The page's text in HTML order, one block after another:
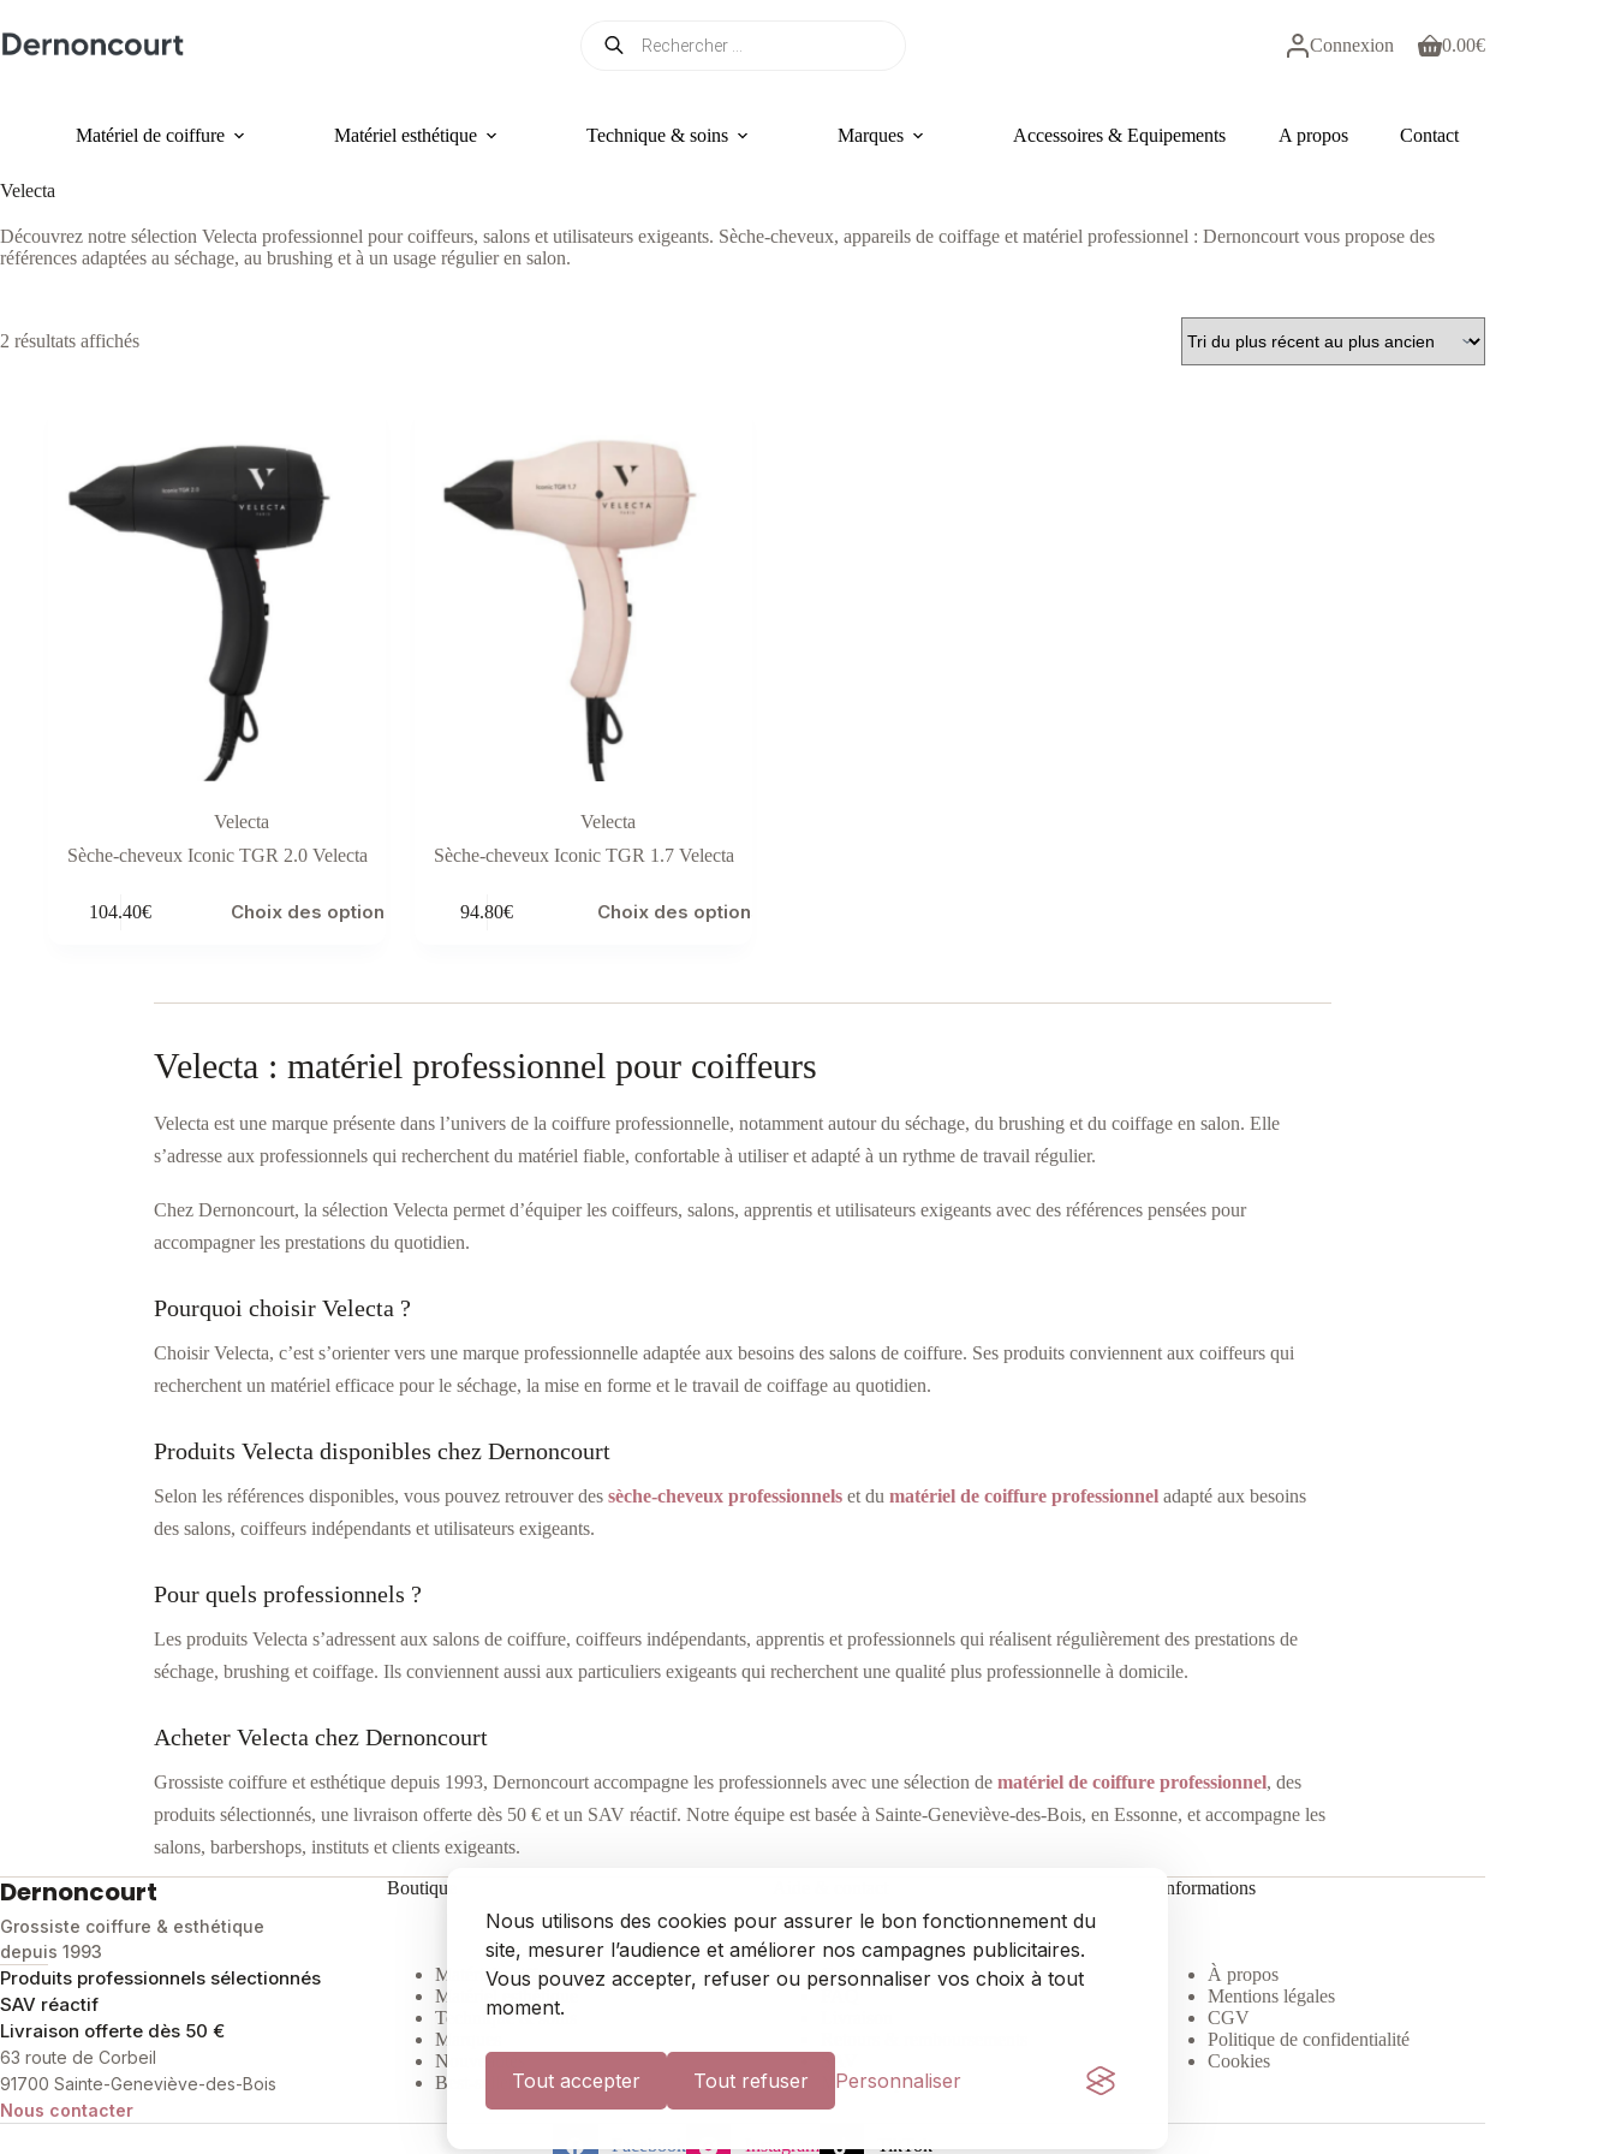
Nous utilisons des cookies pour assurer le bon fonctionnement du
site, mesurer l’audience et améliorer nos campagnes publicitaires.
Vous pouvez accepter, refuser ou personnaliser vos choix à tout
moment.
Tout accepter Tout refuser Personnaliser
au
contenu
Connexion
Panier
0.00€
Matériel de coiffure Matériel esthétique Technique & soins Marques Accessoires & Equipements A propos Contact
Velecta
Découvrez notre sélection Velecta professionnel pour coiffeurs, salons et utilisateurs exigeants. Sèche-cheveux, appareils de coiffage et matériel professionnel : Dernoncourt vous propose des
références adaptées au séchage, au brushing et à un usage régulier en salon.
2 résultats affichésTrié
ancien
Velecta
Sèche-cheveux Iconic TGR 2.0 Velecta
104.40€ Choix des options
Velecta
Sèche-cheveux Iconic TGR 1.7 Velecta
94.80€ Choix des options
Les
être
choisies
la
page
Velecta : matériel professionnel pour coiffeurs
Velecta est une marque présente dans l’univers de la coiffure professionnelle, notamment autour du séchage, du brushing et du coiffage en salon. Elle
s’adresse aux professionnels qui recherchent du matériel fiable, confortable à utiliser et adapté à un rythme de travail régulier.
Chez Dernoncourt, la sélection Velecta permet d’équiper les coiffeurs, salons, apprentis et utilisateurs exigeants avec des références pensées pour
accompagner les prestations du quotidien.
Pourquoi choisir Velecta ?
Choisir Velecta, c’est s’orienter vers une marque professionnelle adaptée aux besoins des salons de coiffure. Ses produits conviennent aux coiffeurs qui
recherchent un matériel efficace pour le séchage, la mise en forme et le travail de coiffage au quotidien.
Produits Velecta disponibles chez Dernoncourt
Selon les références disponibles, vous pouvez retrouver dessèche-cheveux professionnels et dumatériel de coiffure professionnel adapté aux besoins
des salons, coiffeurs indépendants et utilisateurs exigeants.
Pour quels professionnels ?
Les produits Velecta s’adressent aux salons de coiffure, coiffeurs indépendants, apprentis et professionnels qui réalisent régulièrement des prestations de
séchage, brushing et coiffage. Ils conviennent aussi aux particuliers exigeants qui recherchent une qualité plus professionnelle à domicile.
Acheter Velecta chez Dernoncourt
Grossiste coiffure et esthétique depuis 1993, Dernoncourt accompagne les professionnels avec une sélection dematériel de coiffure professionnel, des
produits sélectionnés, une livraison offerte dès 50 € et un SAV réactif. Notre équipe est basée à Sainte-Geneviève-des-Bois, en Essonne, et accompagne les
salons, barbershops, instituts et clients exigeants.
Dernoncourt
Grossiste coiffure & esthétique
depuis 1993
Produits professionnels sélectionnés
SAV réactif
Livraison offerte dès 50 €
63 route de Corbeil
91700 Sainte-Geneviève-des-Bois
Nous contacter
Boutique
Matériel coiffure
Matériel esthétique
Technique & soins
Marques
Nouveautés
Best-sellers
Contact
SAV
Mon compte
Informations
À propos
Mentions légales
CGV
Politique de confidentialité
Cookies
Facebook Instagram TikTok